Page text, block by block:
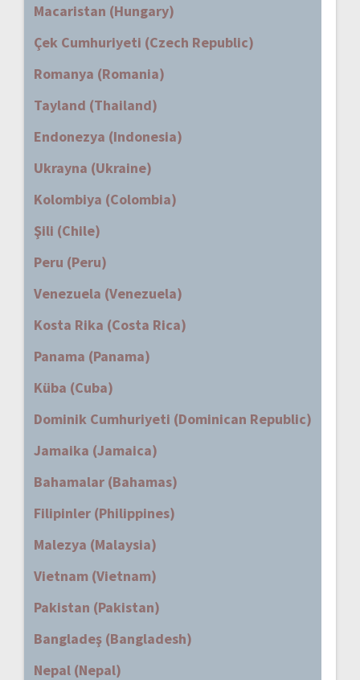
Macaristan (Hungary)
Çek Cumhuriyeti (Czech Republic)
Romanya (Romania)
Tayland (Thailand)
Endonezya (Indonesia)
Ukrayna (Ukraine)
Kolombiya (Colombia)
Şili (Chile)
Peru (Peru)
Venezuela (Venezuela)
Kosta Rika (Costa Rica)
Panama (Panama)
Küba (Cuba)
Dominik Cumhuriyeti (Dominican Republic)
Jamaika (Jamaica)
Bahamalar (Bahamas)
Filipinler (Philippines)
Malezya (Malaysia)
Vietnam (Vietnam)
Pakistan (Pakistan)
Bangladeş (Bangladesh)
Nepal (Nepal)